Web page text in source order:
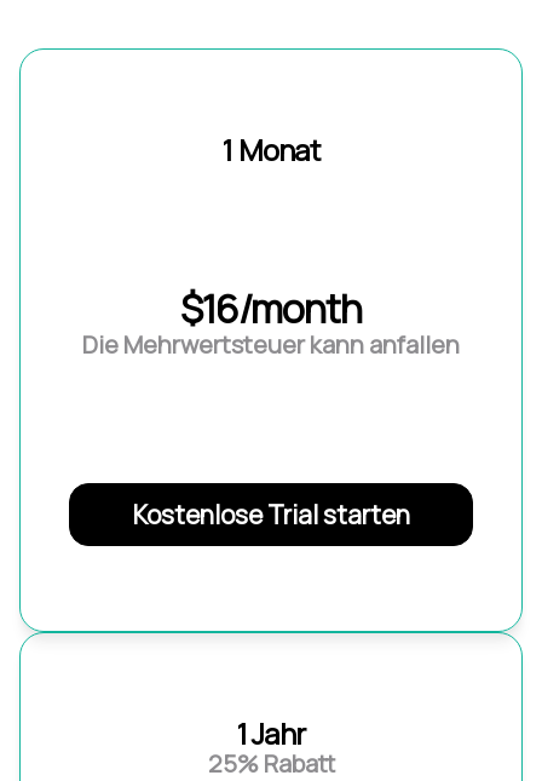
1 Monat
$16/month
Die Mehrwertsteuer kann anfallen
Kostenlose Trial starten
1 Jahr
25% Rabatt